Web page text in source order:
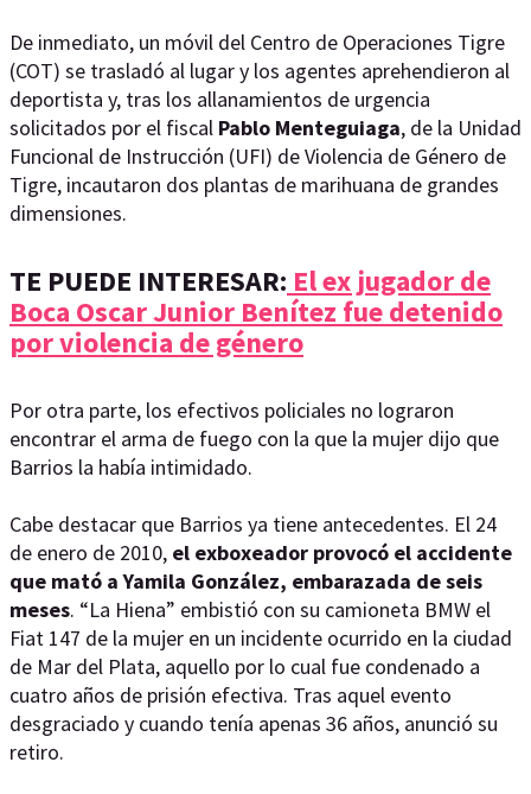
De inmediato, un móvil del Centro de Operaciones Tigre
(COT) se trasladó al lugar y los agentes aprehendieron al
deportista y, tras los allanamientos de urgencia
solicitados por el fiscal Pablo Menteguiaga, de la Unidad
Funcional de Instrucción (UFI) de Violencia de Género de
Tigre, incautaron dos plantas de marihuana de grandes
dimensiones.
TE PUEDE INTERESAR: El ex jugador de
Boca Oscar Junior Benítez fue detenido
por violencia de género
Por otra parte, los efectivos policiales no lograron
encontrar el arma de fuego con la que la mujer dijo que
Barrios la había intimidado.
Cabe destacar que Barrios ya tiene antecedentes. El 24
de enero de 2010, el exboxeador provocó el accidente
que mató a Yamila González, embarazada de seis
meses. “La Hiena” embistió con su camioneta BMW el
Fiat 147 de la mujer en un incidente ocurrido en la ciudad
de Mar del Plata, aquello por lo cual fue condenado a
cuatro años de prisión efectiva. Tras aquel evento
desgraciado y cuando tenía apenas 36 años, anunció su
retiro.